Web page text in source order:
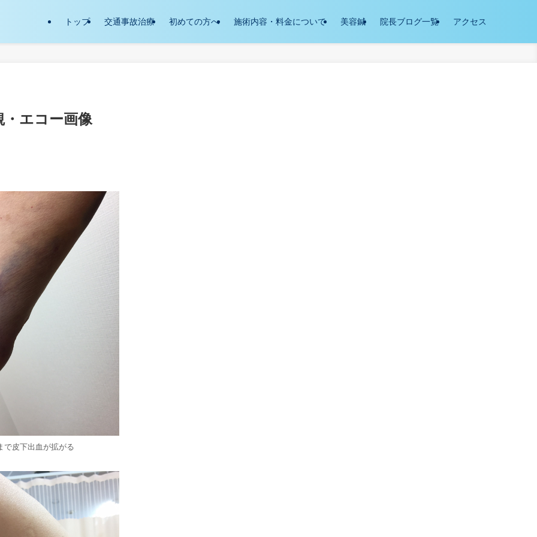
トップ 交通事故治療 初めての方へ 施術内容・料金について 美容鍼 院長ブログ一覧 アクセス
・エコー画像
で皮下出血が拡がる